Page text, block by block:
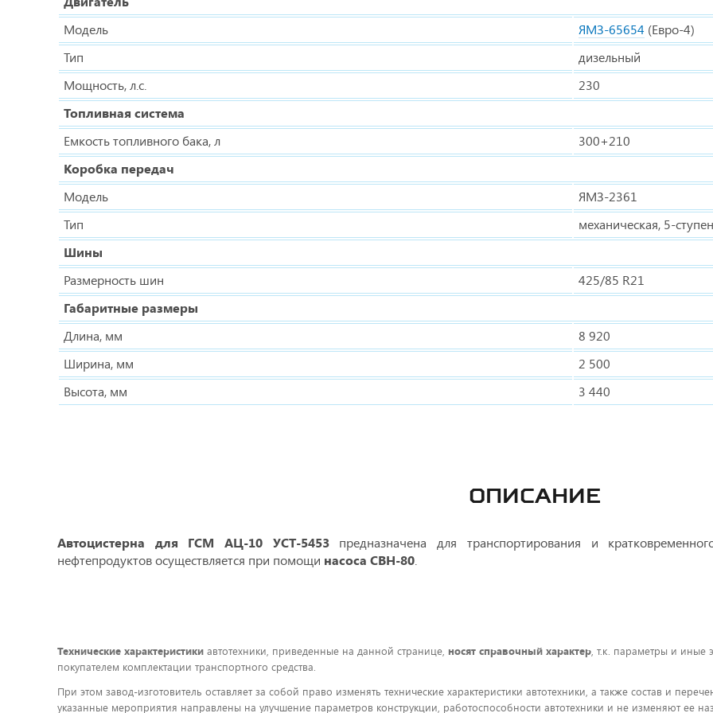
Модель
ЯМЗ-65654 (Евро-4)
Тип
дизельный
Мощность, л.с.
230
Топливная система
Емкость топливного бака, л
300+210
Коробка передач
Модель
ЯМЗ-2361
Тип
механическая, 5-
Шины
Размерность шин
425/85 R21
Габаритные размеры
Длина, мм
8 920
Ширина, мм
2 500
Высота, мм
3 440
ОПИСАНИЕ
Автоцистерна для ГСМ АЦ-10 УСТ-5453предназначена для транспортирования и
нефтепродуктов осуществляется при помощи насоса СВН-80
Технические характеристики автотехники, приведенные на данной странице, носят справочный характер, т.к. параметры и иные
покупателем комплектации транспортного средства.
При этом завод-изготовитель оставляет за собой право изменять технические характеристики автотехники, а также состав и
указанные мероприятия направлены на улучшение параметров конструкции, работоспособности автотехники и не изменяют ее